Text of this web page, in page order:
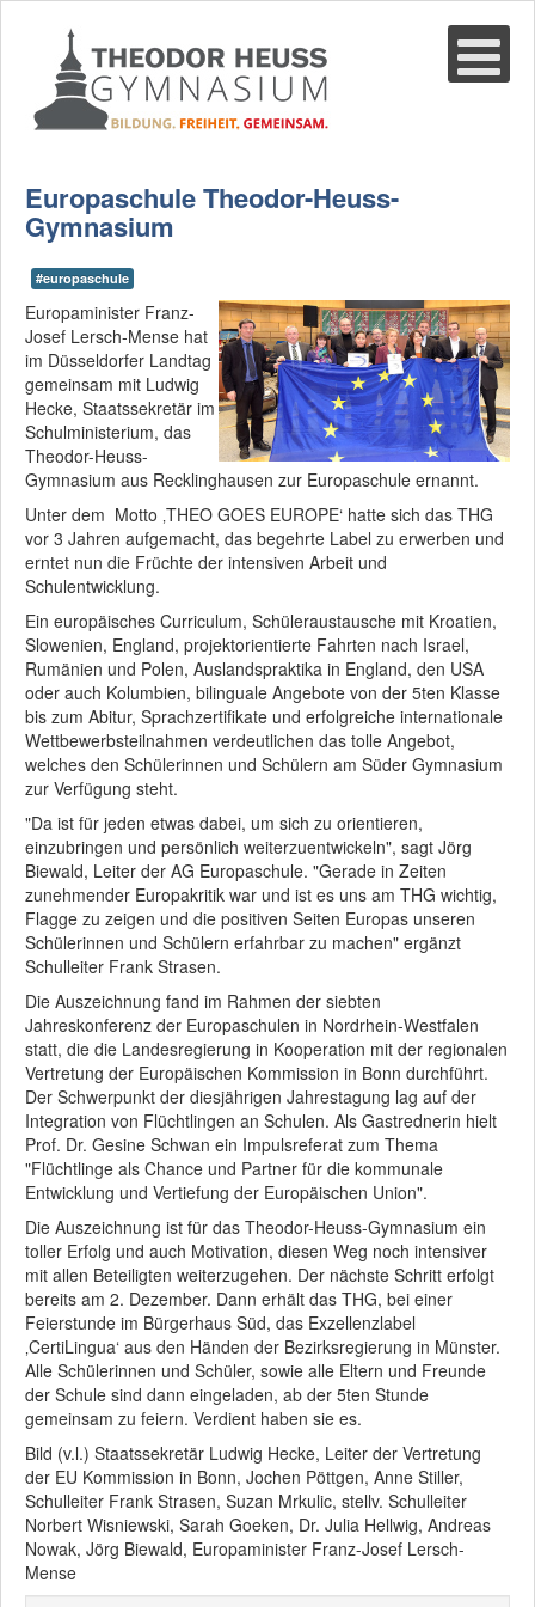
Europaschule Theodor-Heuss-
Gymnasium
#europaschule
Europaminister Franz-
Josef Lersch-Mense hat
im Düsseldorfer Landtag
gemeinsam mit Ludwig
Hecke, Staatssekretär im
Schulministerium, das
Theodor-Heuss-
Gymnasium aus Recklinghausen zur Europaschule ernannt.
Unter dem Motto ‚THEO GOES EUROPE‘ hatte sich das THG
vor 3 Jahren aufgemacht, das begehrte Label zu erwerben und
erntet nun die Früchte der intensiven Arbeit und
Schulentwicklung.
Ein europäisches Curriculum, Schüleraustausche mit Kroatien,
Slowenien, England, projektorientierte Fahrten nach Israel,
Rumänien und Polen, Auslandspraktika in England, den USA
oder auch Kolumbien, bilinguale Angebote von der 5ten Klasse
bis zum Abitur, Sprachzertifikate und erfolgreiche internationale
Wettbewerbsteilnahmen verdeutlichen das tolle Angebot,
welches den Schülerinnen und Schülern am Süder Gymnasium
zur Verfügung steht.
"Da ist für jeden etwas dabei, um sich zu orientieren,
einzubringen und persönlich weiterzuentwickeln", sagt Jörg
Biewald, Leiter der AG Europaschule. "Gerade in Zeiten
zunehmender Europakritik war und ist es uns am THG wichtig,
Flagge zu zeigen und die positiven Seiten Europas unseren
Schülerinnen und Schülern erfahrbar zu machen" ergänzt
Schulleiter Frank Strasen.
Die Auszeichnung fand im Rahmen der siebten
Jahreskonferenz der Europaschulen in Nordrhein-Westfalen
statt, die die Landesregierung in Kooperation mit der regionalen
Vertretung der Europäischen Kommission in Bonn durchführt.
Der Schwerpunkt der diesjährigen Jahrestagung lag auf der
Integration von Flüchtlingen an Schulen. Als Gastrednerin hielt
Prof. Dr. Gesine Schwan ein Impulsreferat zum Thema
"Flüchtlinge als Chance und Partner für die kommunale
Entwicklung und Vertiefung der Europäischen Union".
Die Auszeichnung ist für das Theodor-Heuss-Gymnasium ein
toller Erfolg und auch Motivation, diesen Weg noch intensiver
mit allen Beteiligten weiterzugehen. Der nächste Schritt erfolgt
bereits am 2. Dezember. Dann erhält das THG, bei einer
Feierstunde im Bürgerhaus Süd, das Exzellenzlabel
‚CertiLingua‘ aus den Händen der Bezirksregierung in Münster.
Alle Schülerinnen und Schüler, sowie alle Eltern und Freunde
der Schule sind dann eingeladen, ab der 5ten Stunde
gemeinsam zu feiern. Verdient haben sie es.
Bild (v.l.) Staatssekretär Ludwig Hecke, Leiter der Vertretung
der EU Kommission in Bonn, Jochen Pöttgen, Anne Stiller,
Schulleiter Frank Strasen, Suzan Mrkulic, stellv. Schulleiter
Norbert Wisniewski, Sarah Goeken, Dr. Julia Hellwig, Andreas
Nowak, Jörg Biewald, Europaminister Franz-Josef Lersch-
Mense